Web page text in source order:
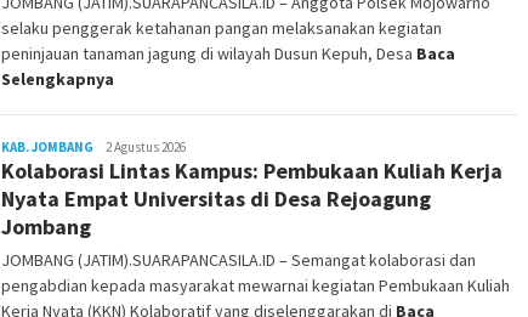
selaku penggerak ketahanan pangan melaksanakan kegiatan
peninjauan tanaman jagung di wilayah Dusun Kepuh, Desa Baca
Selengkapnya
KAB. JOMBANG Siyanto
2 Agustus 2026
Kolaborasi Lintas Kampus: Pembukaan Kuliah Kerja
Nyata Empat Universitas di Desa Rejoagung
Jombang
JOMBANG (JATIM).SUARAPANCASILA.ID – Semangat kolaborasi dan
pengabdian kepada masyarakat mewarnai kegiatan Pembukaan Kuliah
Kerja Nyata (KKN) Kolaboratif yang diselenggarakan di Baca